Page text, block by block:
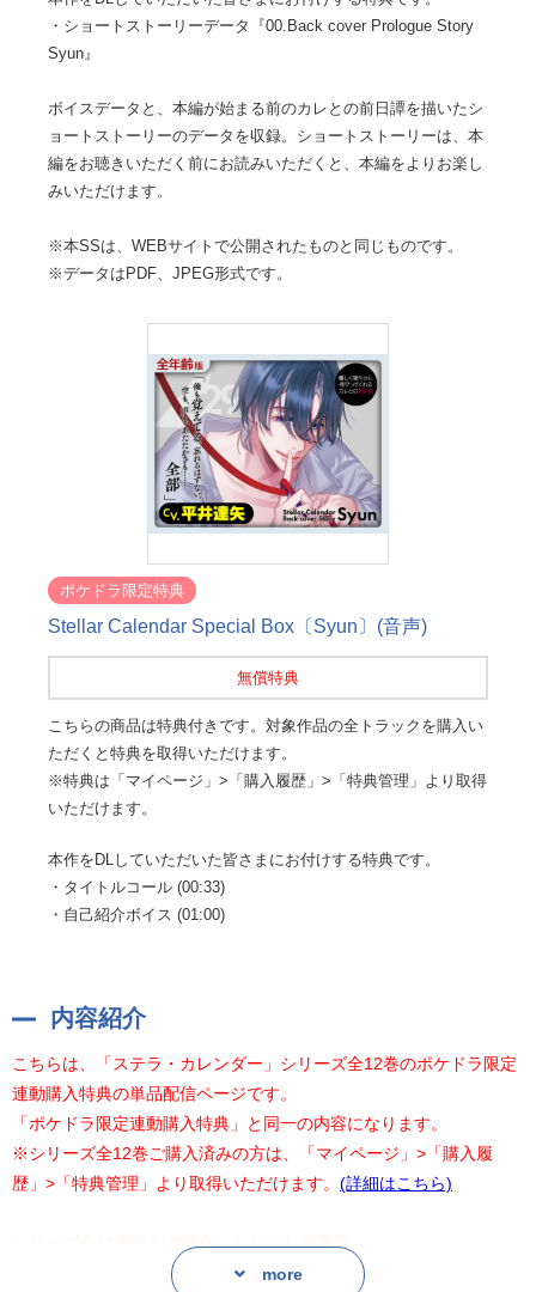
・ショートストーリーデータ『00.Back cover Prologue Story
Syun』
ボイスデータと、本編が始まる前のカレとの前日譚を描いたシ
ョートストーリーのデータを収録。ショートストーリーは、本
編をお聴きいただく前にお読みいただくと、本編をよりお楽し
みいただけます。
※本SSは、WEBサイトで公開されたものと同じものです。
※データはPDF、JPEG形式です。
ポケドラ限定特典
Stellar Calendar Special Box〔Syun〕(音声)
無償特典
こちらの商品は特典付きです。対象作品の全トラックを購入い
ただくと特典を取得いただけます。
※特典は「マイページ」>「購入履歴」>「特典管理」より取得
いただけます。
本作をDLしていただいた皆さまにお付けする特典です。
・タイトルコール (00:33)
・自己紹介ボイス (01:00)
内容紹介
こちらは、「ステラ・カレンダー」シリーズ全12巻のポケドラ限定
連動購入特典の単品配信ページです。
「ポケドラ限定連動購入特典」と同一の内容になります。
※シリーズ全12巻ご購入済みの方は、「マイページ」>「購入履
歴」>「特典管理」より取得いただけます。 (詳細はこちら)
シリーズ全12巻分をご購入いただいた方限定
旬役 <平井達矢>さんの
more